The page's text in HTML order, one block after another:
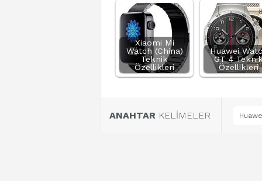
Xiaomi Mi
Watch (China)
Teknik
Özellikleri
Huawei
GT 4
Özellikleri
ANAHTAR KELİMELER